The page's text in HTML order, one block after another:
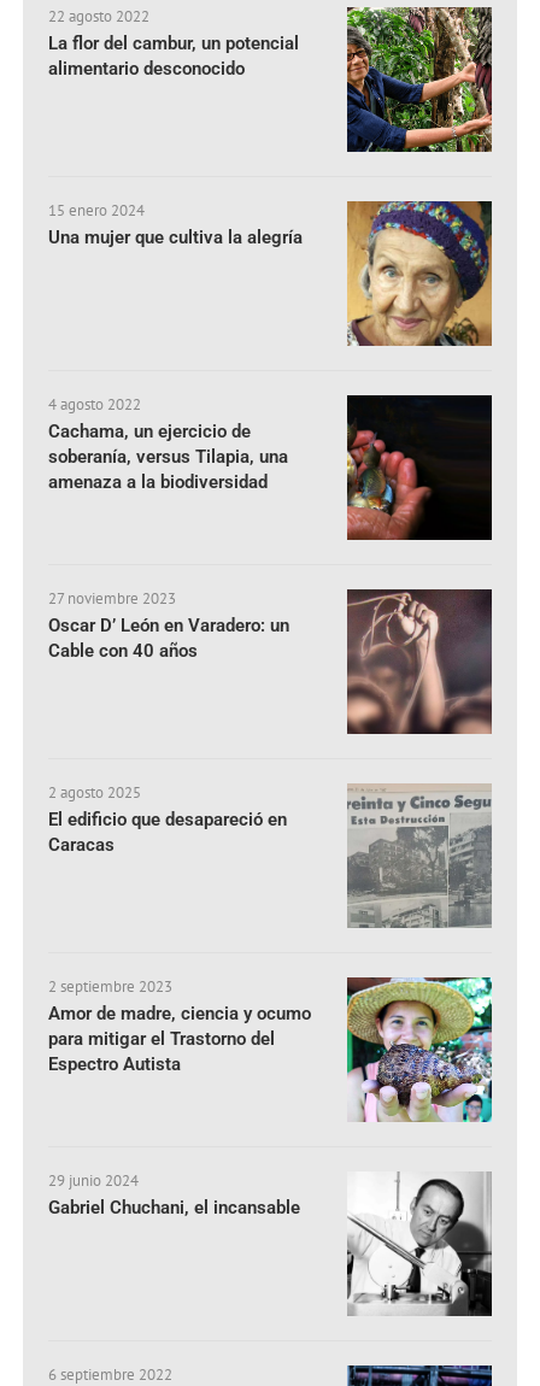
22 agosto 2022
La flor del cambur, un potencial
alimentario desconocido
15 enero 2024
Una mujer que cultiva la alegría
4 agosto 2022
Cachama, un ejercicio de
soberanía, versus Tilapia, una
amenaza a la biodiversidad
27 noviembre 2023
Oscar D’ León en Varadero: un
Cable con 40 años
2 agosto 2025
El edificio que desapareció en
Caracas
2 septiembre 2023
Amor de madre, ciencia y ocumo
para mitigar el Trastorno del
Espectro Autista
29 junio 2024
Gabriel Chuchani, el incansable
6 septiembre 2022